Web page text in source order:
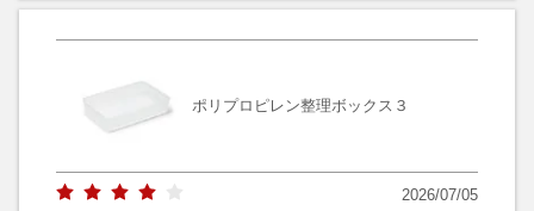
ポリプロピレン整理ボックス３
2026/07/05